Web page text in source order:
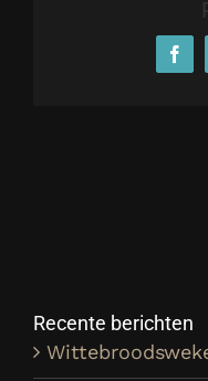
Recente berichten